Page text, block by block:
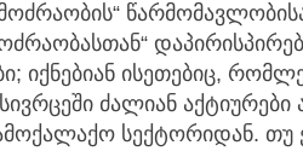
იქნებიან ისეთებიც,
ძალიან
სექტორიდან. თუ